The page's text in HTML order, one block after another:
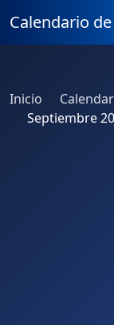
Calendario
Inicio
Septiembre